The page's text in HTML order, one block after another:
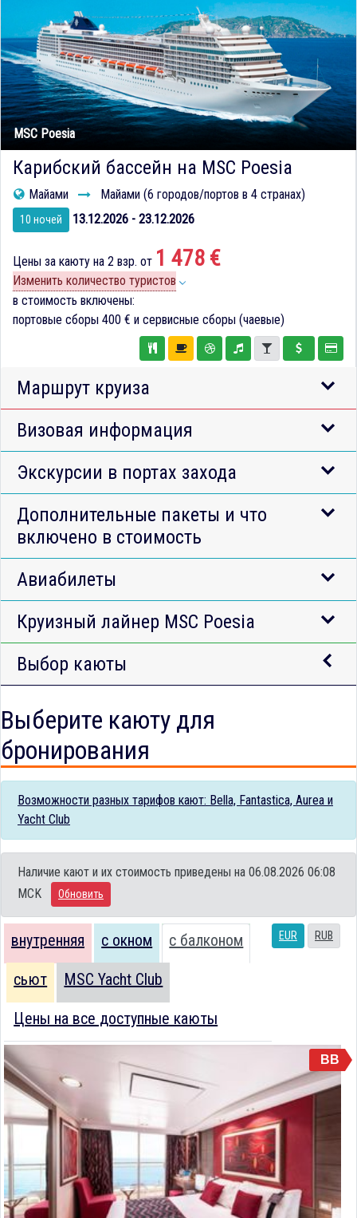
MSC Poesia
Карибский бассейн на MSC Poesia
Майами Майами (6 городов/портов в 4 странах)
10 ночей 13.12.2026 - 23.12.2026
Цены за каюту на 2 взр. от 1 478 €
Изменить количество туристов
в стоимость включены:
портовые сборы 400 € и сервисные сборы (чаевые)
Маршрут круиза
Визовая информация
Экскурсии в портах захода
Дополнительные пакеты и что
включено в стоимость
Авиабилеты
Круизный лайнер MSC Poesia
Выбор каюты
Выберите каюту для
бронирования
Возможности разных тарифов кают: Bella, Fantastica, Aurea и
Yacht Club
Наличие кают и их стоимость приведены на 06.08.2026 06:08
MCK
Обновить
EUR RUB
внутренняя с окном с балконом
сьют MSC Yacht Club
Цены на все доступные каюты
BB